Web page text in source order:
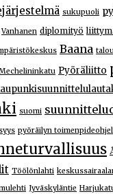
sukupuoli
Vanhanen diplomityö
Baana
Pyöräliitto
suomi
pyöräilyn
Töölönlahti
Jyväskyläntie